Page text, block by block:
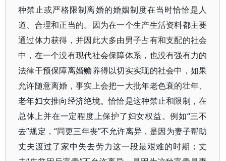
种禁止或严格限制离婚的婚姻制度在当时恰恰是人
道、合理和正当的。因为在一个生产生活资料都主要
通过体力获得，并因此大多由男子占有和支配的社会
中，在一个没有现代社会保障体系，也没有强有力的
法律干预保障离婚赡养得以切实实现的社会中，如果
允许随意离婚，事实上会把一大批年老色衰的壮年、
老年妇女推向经济绝境。恰恰是这种禁止和限制，在
总体上并在一定程度上保护了妇女权益。例如“三不
去”规定，“同更三年丧”不允许离异，是因为妻子帮助
丈夫渡过了家中失去劳力这一段最艰难的时期；丈